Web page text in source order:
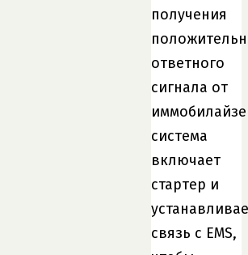
получения
ответного
сигнала от
система
включает
стартер и
связь с EMS,